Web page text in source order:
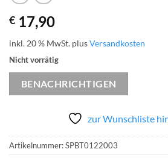
€ 17,90
inkl. 20 % MwSt. plusVersandkosten
Nicht vorrätig
BENACHRICHTIGEN
zur Wunschliste
Artikelnummer:SPBT0122003